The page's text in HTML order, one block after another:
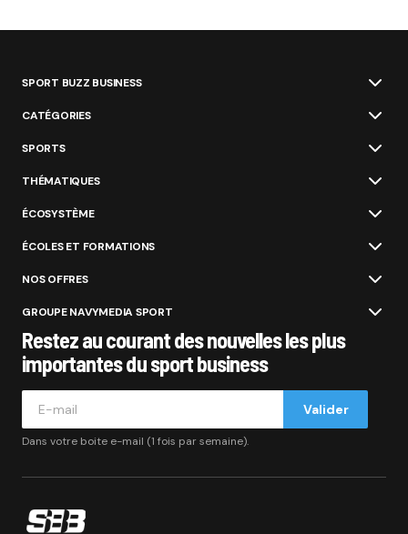
SPORT BUZZ BUSINESS
CATÉGORIES
SPORTS
THÉMATIQUES
ÉCOSYSTÈME
ÉCOLES ET FORMATIONS
NOS OFFRES
GROUPE NAVYMEDIA SPORT
Restez au courant des nouvelles les plus
importantes du sport business
Valider
Dans votre boite e-mail (1 fois par semaine).